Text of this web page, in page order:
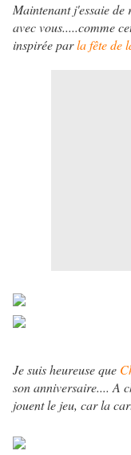
Maintenant j'essaie
avec vous.....comme
inspirée parla fête de
Je suis heureuse que
son anniversaire.... A
jouent le jeu, car la